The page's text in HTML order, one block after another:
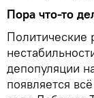
Пора что-то
Политические
депопуляции
появляется